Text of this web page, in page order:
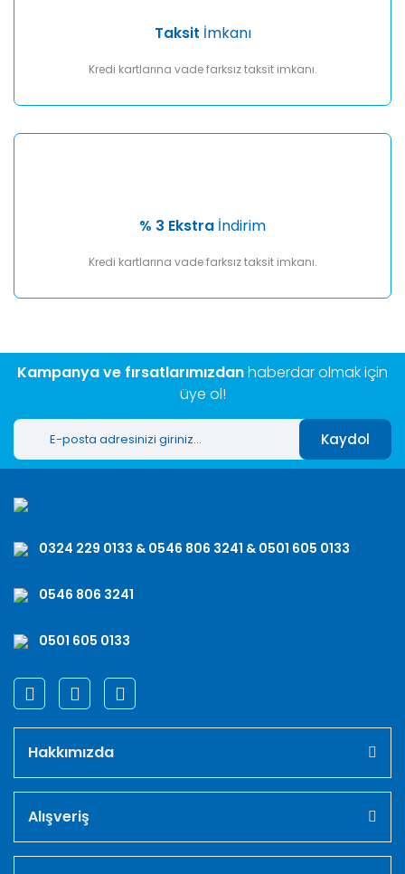
Taksit İmkanı
Kredi kartlarına vade farksız taksit imkanı.
% 3 Ekstra İndirim
Kredi kartlarına vade farksız taksit imkanı.
Kampanya ve fırsatlarımızdanhaberdar olmak için
üye ol!
Kaydol
0324 229 0133 & 0546 806 3241 & 0501 605 0133
0546 806 3241
0501 605 0133
Hakkımızda
Alışveriş